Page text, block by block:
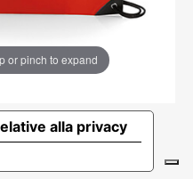
or pinch to expand
alla privacy